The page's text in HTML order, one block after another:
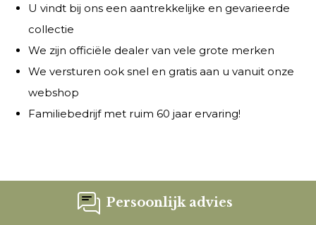
U vindt bij ons een aantrekkelijke en gevarieerde
collectie
We zijn officiële dealer van vele grote merken
We versturen ook snel en gratis aan u vanuit onze
webshop
Familiebedrijf met ruim 60 jaar ervaring!
Persoonlijk advies